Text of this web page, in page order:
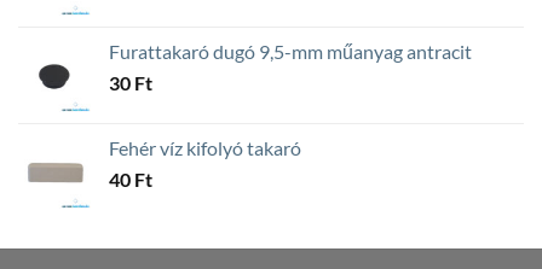
Furattakaró dugó 9,5-mm műanyag antracit
30 Ft
Fehér víz kifolyó takaró
40 Ft